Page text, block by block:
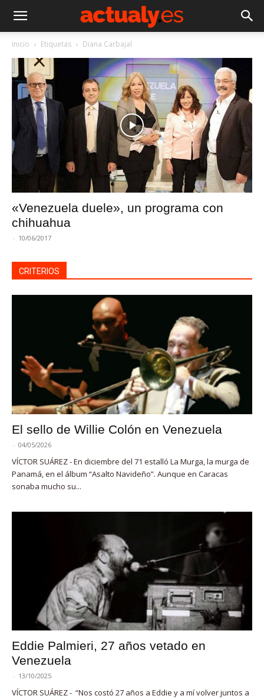
Inicio Etiquetas Diana Carbajal
«Venezuela duele», un programa con
chihuahua
- 10/06/2017
CRITERIOS
El sello de Willie Colón en Venezuela
- 04/05/2026
VÍCTOR SUÁREZ - En diciembre del 71 estalló La Murga, la murga de
Panamá, en el álbum “Asalto Navideño”. Aunque en Caracas
sonaba mucho su...
Eddie Palmieri, 27 años vetado en
Venezuela
- 13/10/2025
VÍCTOR SUÁREZ - “Nos costó 27 años a Eddie y a mí volver juntos a